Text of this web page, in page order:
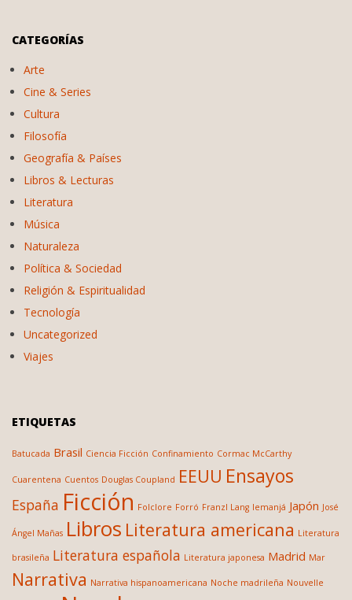
CATEGORÍAS
Arte
Cine & Series
Cultura
Filosofía
Geografía & Países
Libros & Lecturas
Literatura
Música
Naturaleza
Política & Sociedad
Religión & Espiritualidad
Tecnología
Uncategorized
Viajes
ETIQUETAS
Batucada Brasil Ciencia Ficción Confinamiento Cormac McCarthy
Cuarentena Cuentos Douglas Coupland EEUU Ensayos
España Ficción Folclore Forró Franzl Lang Iemanjá Japón José
Ángel Mañas Libros Literatura americana Literatura
brasileña Literatura española Literatura japonesa Madrid Mar
Narrativa Narrativa hispanoamericana Noche madrileña Nouvelle